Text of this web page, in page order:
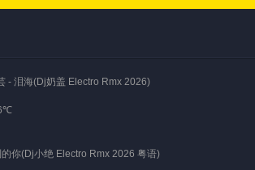
- 泪海(Dj奶盖 Electro Rmx 2026)
你(Dj小绝 Electro Rmx 2026 粤语)